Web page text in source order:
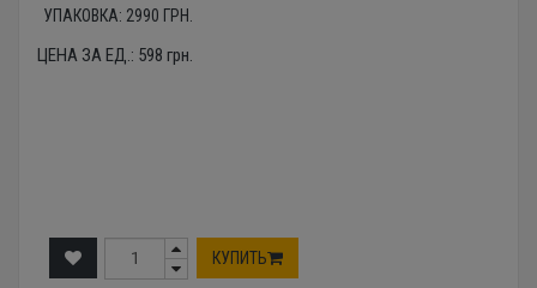
УПАКОВКА: 2990 ГРН.
ЦЕНА ЗА ЕД.: 598 грн.
КУПИТЬ